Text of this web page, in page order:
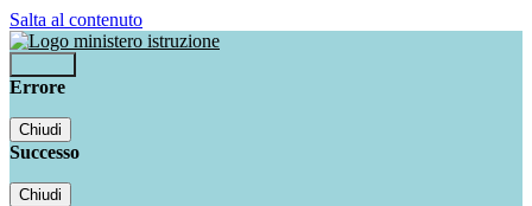
Salta al contenuto
Errore
Chiudi
Successo
Chiudi